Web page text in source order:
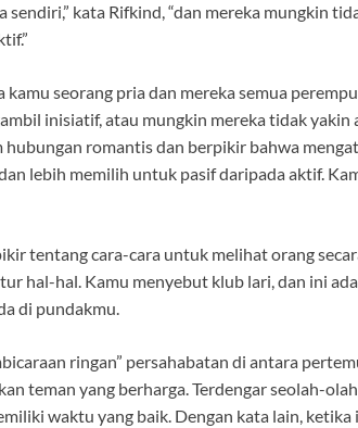
kata Rifkind, “dan mereka mungkin
seorang pria dan mereka semua
inisiatif, atau mungkin mereka tidak yakin
hubungan romantis dan berpikir bahwa
lebih memilih untuk pasif daripada aktif.
tentang cara-cara untuk melihat orang
hal-hal. Kamu menyebut klub lari, dan ini
di pundakmu.
ringan” persahabatan di antara
teman yang berharga. Terdengar seolah-
waktu yang baik. Dengan kata lain,